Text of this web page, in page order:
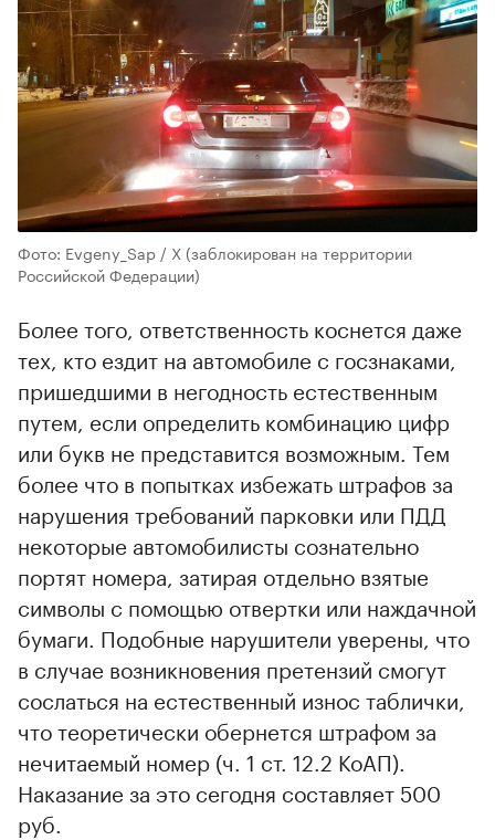
Фото: Evgeny_Sap / X (заблокирован на территории
Российской Федерации)
Более того, ответственность коснется даже
тех, кто ездит на автомобиле с госзнаками,
пришедшими в негодность естественным
путем, если определить комбинацию цифр
или букв не представится возможным. Тем
более что в попытках избежать штрафов за
нарушения требований парковки или ПДД
некоторые автомобилисты сознательно
портят номера, затирая отдельно взятые
символы с помощью отвертки или наждачной
бумаги. Подобные нарушители уверены, что
в случае возникновения претензий смогут
сослаться на естественный износ таблички,
что теоретически обернется штрафом за
нечитаемый номер (ч. 1 ст. 12.2 КоАП).
Наказание за это сегодня составляет 500
руб.